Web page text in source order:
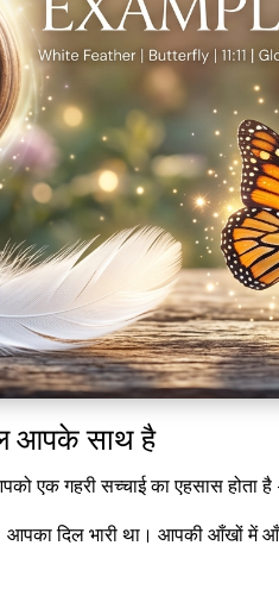
आपके साथ है
एक गहरी सच्चाई का एहसास होता
आपका दिल भारी था। आपकी आँखों